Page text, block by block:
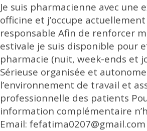
Je suis pharmacienne avec
officine et j’occupe
responsable Afin de renforcer
estivale je suis disponible pour
pharmacie (nuit, week-ends et
Sérieuse organisée et
l’environnement de travail et
professionnelle des patients
information complémentaire
Email: fefatima0207@gmail.com